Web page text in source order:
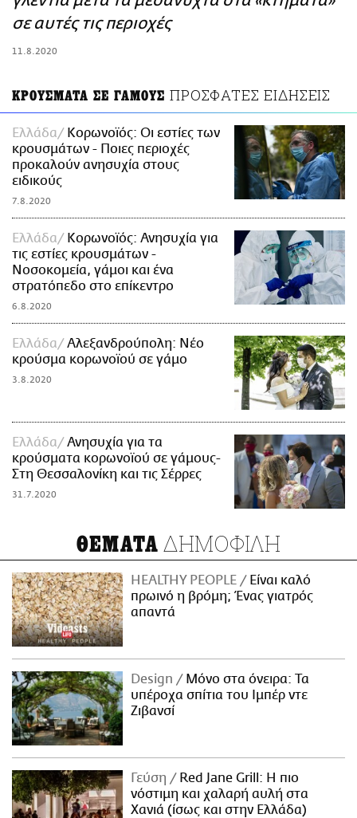
ΑΜΠΑ
σε αυτές τις περιοχές
11.8.2020
ΚΡΟΥΣΜΑΤΑ ΣΕ ΓΑΜΟΥΣ ΠΡΟΣΦΑΤΕΣ ΕΙΔΗΣΕΙΣ
Ελλάδα
Κορωνοϊός: Οι εστίες των
κρουσμάτων - Ποιες περιοχές
προκαλούν ανησυχία στους
ειδικούς
7.8.2020
Ελλάδα
Κορωνοϊός: Ανησυχία για
τις εστίες κρουσμάτων -
Νοσοκομεία, γάμοι και ένα
στρατόπεδο στο επίκεντρο
6.8.2020
Ελλάδα
Αλεξανδρούπολη: Νέο
κρούσμα κορωνοϊού σε γάμο
3.8.2020
Ελλάδα
Ανησυχία για τα
κρούσματα κορωνοϊού σε γάμους-
Στη Θεσσαλονίκη και τις Σέρρες
31.7.2020
ΘΕΜΑΤΑ ΔΗΜΟΦΙΛΗ
HEALTHY PEOPLE
Είναι καλό
πρωινό η βρόμη; Ένας γιατρός
απαντά
Design
Μόνο στα όνειρα: Τα
υπέροχα σπίτια του Ιμπέρ ντε
Ζιβανσί
Γεύση
Red Jane Grill: Η πιο
νόστιμη και χαλαρή αυλή στα
Χανιά (ίσως και στην Ελλάδα)